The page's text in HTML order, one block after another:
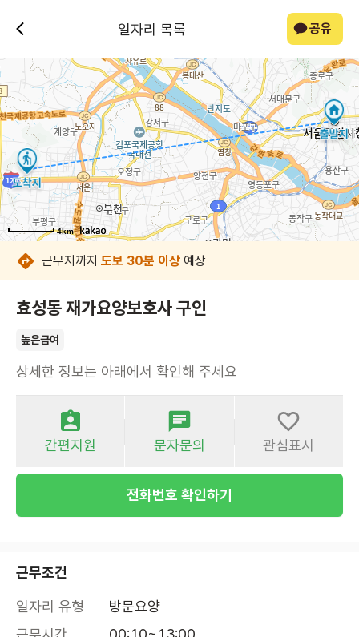
일자리 목록 공유
4km
4km
4km
4km
4km
4km
4km
4km
근무지까지 도보 30분 이상 예상
효성동 재가요양보호사 구인
높은급여
상세한 정보는 아래에서 확인해 주세요
간편지원 문자문의 관심표시
전화번호 확인하기
근무조건
일자리 유형
방문요양